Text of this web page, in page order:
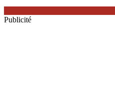
Publicité